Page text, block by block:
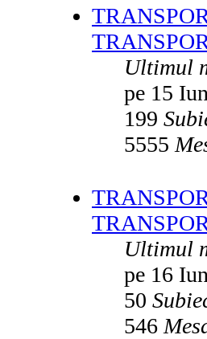
Ultimul
pe 15
199
5555
Ultimul
pe 16
50
546